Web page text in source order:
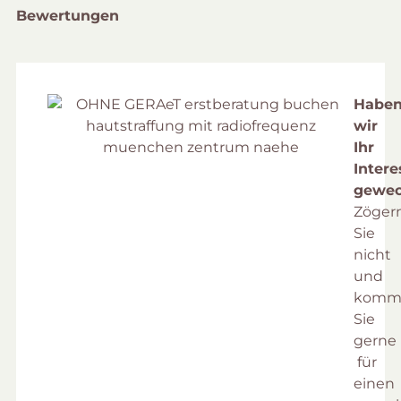
Bewertungen
wir
Ihr
Sie
nicht
und
Sie
gerne
für
einen